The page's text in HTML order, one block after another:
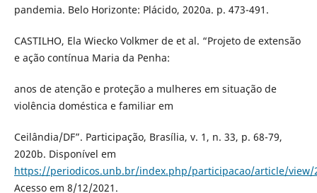
pandemia. Belo Horizonte: Plácido, 2020a. p. 473-491.
CASTILHO, Ela Wiecko Volkmer de et al. “Projeto de extensão
e ação contínua Maria da Penha:
anos de atenção e proteção a mulheres em situação de
violência doméstica e familiar em
Ceilândia/DF”. Participação, Brasília, v. 1, n. 33, p. 68-79,
2020b. Disponível em
https://periodicos.unb.br/index.php/participacao/article/view/
Acesso em 8/12/2021.